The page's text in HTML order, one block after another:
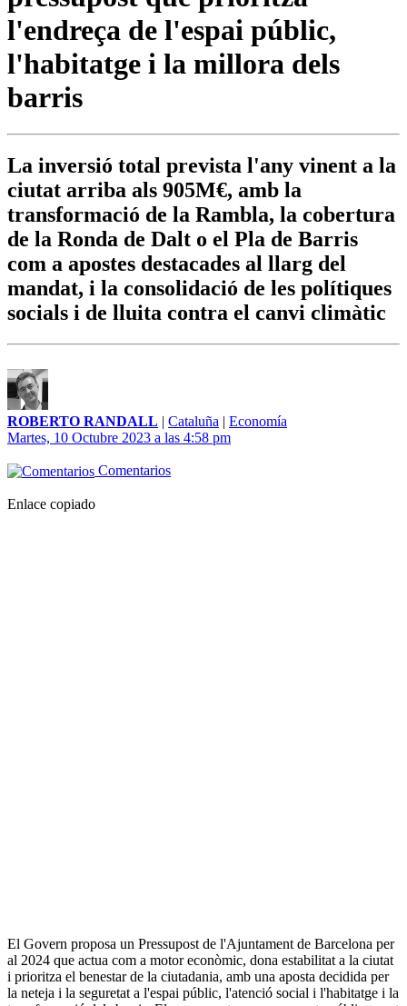
l'endreça de l'espai públic,
l'habitatge i la millora dels
barris
La inversió total prevista l'any vinent a la
ciutat arriba als 905M€, amb la
transformació de la Rambla, la cobertura
de la Ronda de Dalt o el Pla de Barris
com a apostes destacades al llarg del
mandat, i la consolidació de les polítiques
socials i de lluita contra el canvi climàtic
ROBERTO RANDALL | Cataluña | Economía
Martes, 10 Octubre 2023 a las 4:58 pm
Comentarios
Enlace copiado
El Govern proposa un Pressupost de l'Ajuntament de Barcelona per
al 2024 que actua com a motor econòmic, dona estabilitat a la ciutat
i prioritza el benestar de la ciutadania, amb una aposta decidida per
la neteja i la seguretat a l'espai públic, l'atenció social i l'habitatge i la